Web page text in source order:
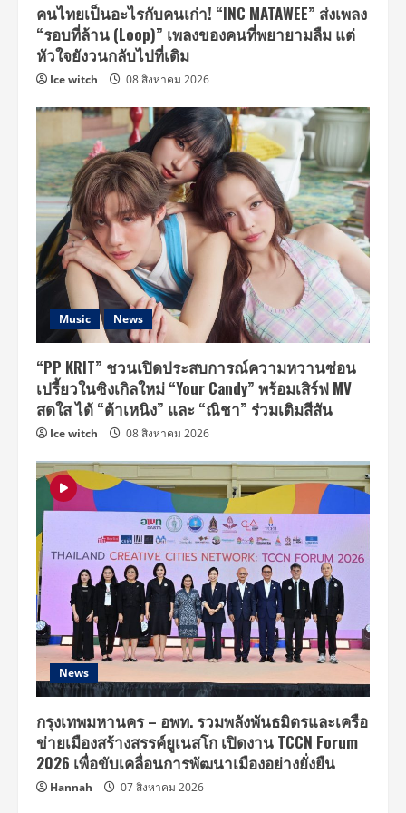
คนไทยเป็นอะไรกับคนเก่า! “INC MATAWEE” ส่งเพลง
“รอบที่ล้าน (Loop)” เพลงของคนที่พยายามลืม แต่
หัวใจยังวนกลับไปที่เดิม
Ice witch 08 สิงหาคม 2026
Music News
“PP KRIT” ชวนเปิดประสบการณ์ความหวานซ่อน
เปรี้ยวในซิงเกิลใหม่ “Your Candy” พร้อมเสิร์ฟ MV
สดใส ได้ “ต้าเหนิง” และ “ณิชา” ร่วมเติมสีสัน
Ice witch 08 สิงหาคม 2026
News
กรุงเทพมหานคร – อพท. รวมพลังพันธมิตรและเครือ
ข่ายเมืองสร้างสรรค์ยูเนสโก เปิดงาน TCCN Forum
2026 เพื่อขับเคลื่อนการพัฒนาเมืองอย่างยั่งยืน
Hannah 07 สิงหาคม 2026